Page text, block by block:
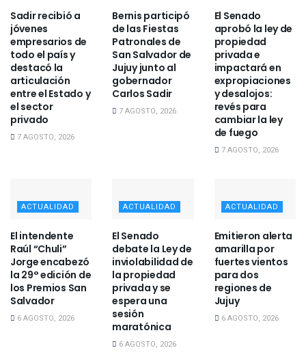
Sadir recibió a
jóvenes
empresarios de
todo el país y
destacó la
articulación
entre el Estado y
el sector
privado
7 AGOSTO, 2026
Bernis participó
de las Fiestas
Patronales de
San Salvador de
Jujuy junto al
gobernador
Carlos Sadir
7 AGOSTO, 2026
El Senado
aprobó la ley de
propiedad
privada e
impactará en
expropiaciones
y desalojos:
revés para
cambiar la ley
de fuego
7 AGOSTO, 2026
ACTUALIDAD
El intendente
Raúl “Chuli”
Jorge encabezó
la 29° edición de
los Premios San
Salvador
6 AGOSTO, 2026
ACTUALIDAD
El Senado
debate la Ley de
inviolabilidad de
la propiedad
privada y se
espera una
sesión
maratónica
6 AGOSTO, 2026
ACTUALIDAD
Emitieron alerta
amarilla por
fuertes vientos
para dos
regiones de
Jujuy
6 AGOSTO, 2026